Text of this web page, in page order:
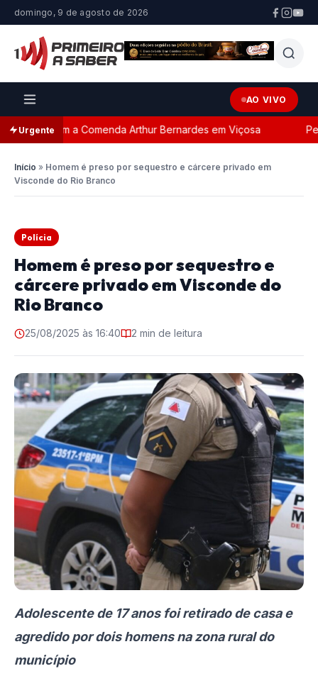
domingo, 9 de agosto de 2026
AO VIVO
Urgente
com a Comenda Arthur Bernardes em Viçosa
Início » Homem é preso por sequestro e cárcere privado em
Visconde do Rio Branco
Polícia
Homem é preso por sequestro e
cárcere privado em Visconde do
Rio Branco
25/08/2025 às 16:40 2 min de leitura
Adolescente de 17 anos foi retirado de casa e
agredido por dois homens na zona rural do
município